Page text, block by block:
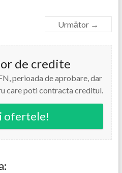
Următor →
de credite
perioada de aprobare, dar
care poti contracta creditul.
ofertele!